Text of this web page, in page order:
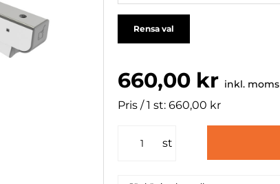
Rensa val
660,00 kr inkl. moms
Pris / 1 st: 660,00 kr
st